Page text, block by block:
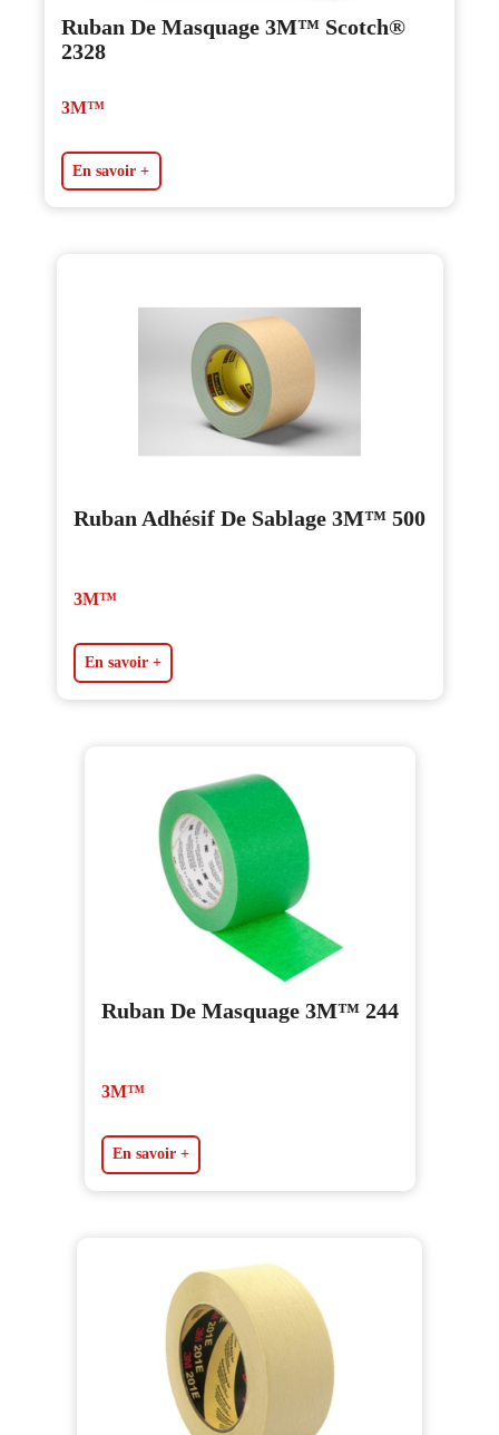
Ruban De Masquage 3M™ Scotch®
2328
3M™
En savoir +
Ruban Adhésif De Sablage 3M™ 500
3M™
En savoir +
Ruban De Masquage 3M™ 244
3M™
En savoir +